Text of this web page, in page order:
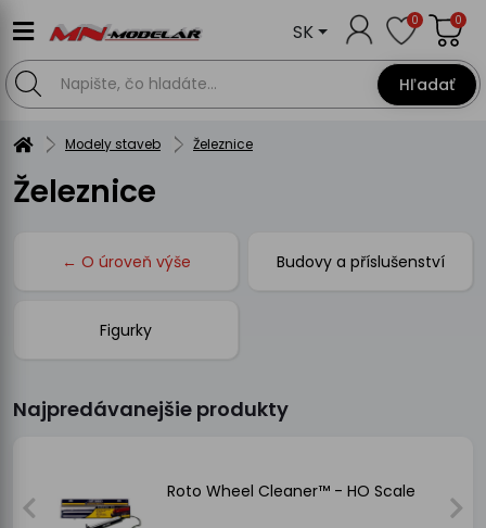
Hľadať
SK 0 0
Modely staveb Železnice
Železnice
← O úroveň výše Budovy a příslušenství
Figurky
Najpredávanejšie produkty
Roto Wheel Cleaner™ - HO Scale